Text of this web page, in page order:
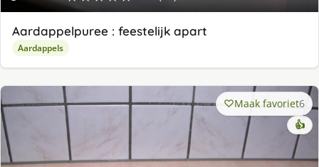
Aardappelpuree : feestelijk apart
Aardappels
Maak favoriet6
👍